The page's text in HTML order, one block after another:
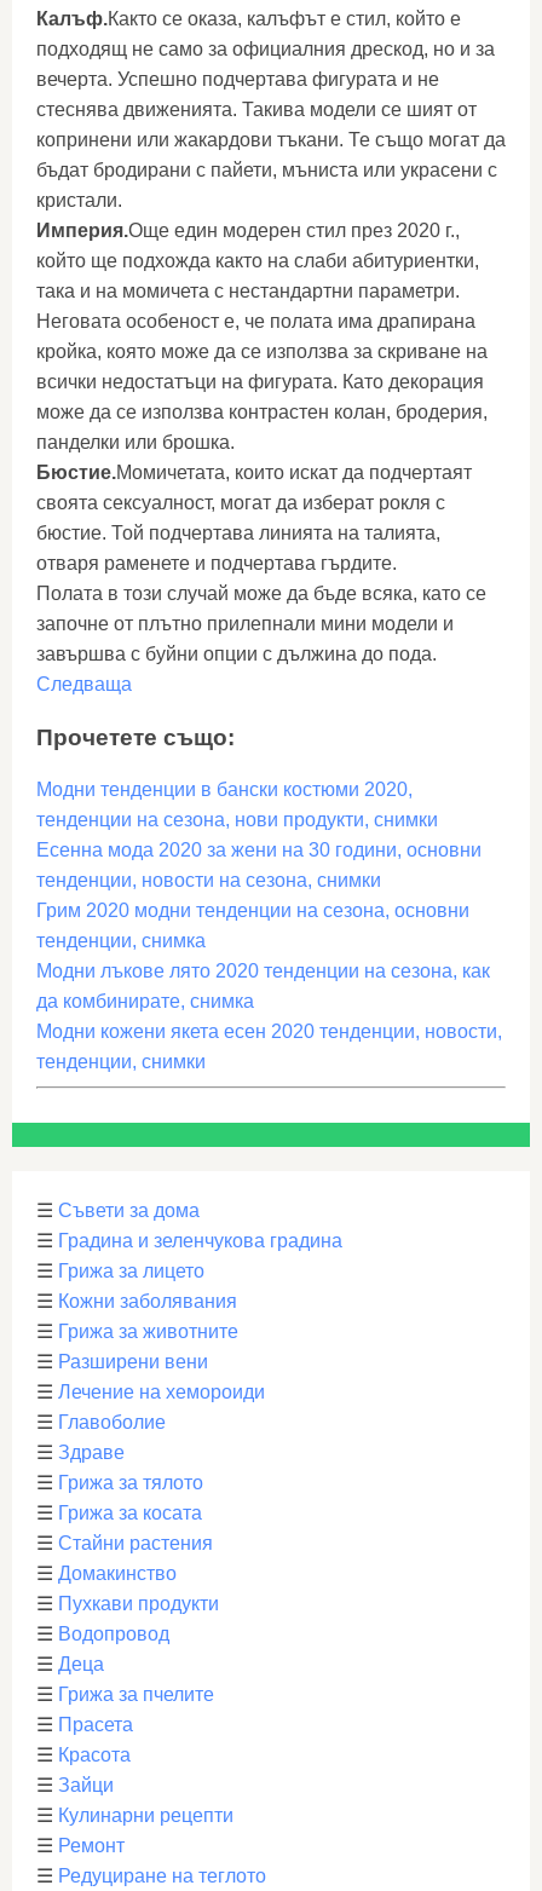
Калъф.Както се оказа, калъфът е стил, който е
подходящ не само за официалния дрескод, но и за
вечерта. Успешно подчертава фигурата и не
стеснява движенията. Такива модели се шият от
копринени или жакардови тъкани. Те също могат да
бъдат бродирани с пайети, мъниста или украсени с
кристали.
Империя.Още един модерен стил през 2020 г.,
който ще подхожда както на слаби абитуриентки,
така и на момичета с нестандартни параметри.
Неговата особеност е, че полата има драпирана
кройка, която може да се използва за скриване на
всички недостатъци на фигурата. Като декорация
може да се използва контрастен колан, бродерия,
панделки или брошка.
Бюстие.Момичетата, които искат да подчертаят
своята сексуалност, могат да изберат рокля с
бюстие. Той подчертава линията на талията,
отваря раменете и подчертава гърдите.
Полата в този случай може да бъде всяка, като се
започне от плътно прилепнали мини модели и
завършва с буйни опции с дължина до пода.
Следваща
Прочетете също:
Модни тенденции в бански костюми 2020,
тенденции на сезона, нови продукти, снимки
Есенна мода 2020 за жени на 30 години, основни
тенденции, новости на сезона, снимки
Грим 2020 модни тенденции на сезона, основни
тенденции, снимка
Модни лъкове лято 2020 тенденции на сезона, как
да комбинирате, снимка
Модни кожени якета есен 2020 тенденции, новости,
тенденции, снимки
☰ Съвети за дома
☰ Градина и зеленчукова градина
☰ Грижа за лицето
☰ Кожни заболявания
☰ Грижа за животните
☰ Разширени вени
☰ Лечение на хемороиди
☰ Главоболие
☰ Здраве
☰ Грижа за тялото
☰ Грижа за косата
☰ Стайни растения
☰ Домакинство
☰ Пухкави продукти
☰ Водопровод
☰ Деца
☰ Грижа за пчелите
☰ Прасета
☰ Красота
☰ Зайци
☰ Кулинарни рецепти
☰ Ремонт
☰ Редуциране на теглото